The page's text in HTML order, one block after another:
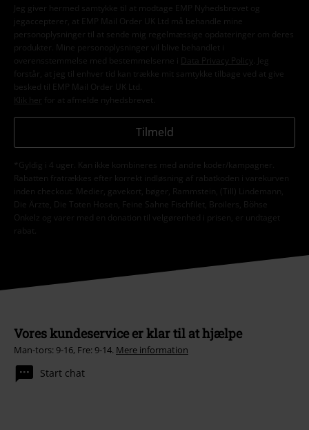
Jeg giver hermed samtykke til at modtage EMP Nyhedsbrevet og
jegaccepterer, at EMP Mail Order UK Ltd må behandle mine
personoplysninger til at sende mig regelmæssige opdateringer om deres
produkter. Mine personoplysninger vil blive behandlet i
overensstemmelse med bestemmelserne i
Data Privacy Policy
. Jeg
forstår, at jeg til enhver tid kan trække mit samtykke tilbage ved at give
besked til EMP Mail Order UK Ltd.
Klik her
for at afmelde nyhedsbrevet.
Tilmeld
*Gyldig i 4 uger. Kan ikke kombineres med andre koder/kampagner.
Rabatten fratrækkes efter korrekt indløsning af rabatkoden i varekurven
inden checkout. Medier, gavekort, bøger, Rammstein, (Till) Lindemann,
Die Ärzte, Die Toten Hosen, Feine Sahne Fischfilet, Broilers, Böhse
Onkelz og varer med en donation til velgørenhed i prisen, er undtaget
rabat.
Vores kundeservice er klar til at hjælpe
Man-tors: 9-16, Fre: 9-14. Mere information
Start chat